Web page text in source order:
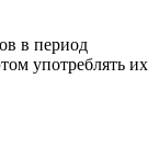
в период
употреблять их